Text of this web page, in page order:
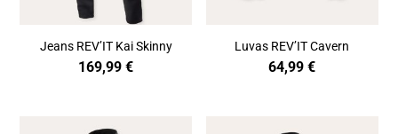
Jeans REV’IT Kai Skinny
169,99€
Luvas REV’IT Cavern
64,99€